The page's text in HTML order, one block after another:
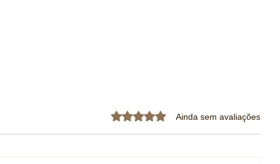
Avaliado com 0 de 5 estrelas.
Ainda sem avaliações